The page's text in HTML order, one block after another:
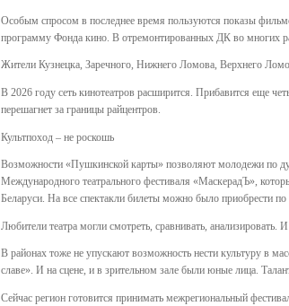
Особым спросом в последнее время пользуются показы
программу Фонда кино. В отремонтированных ДК во многих
Жители Кузнецка, Заречного, Нижнего Ломова, Верхнего
В 2026 году сеть кинотеатров расширится. Прибавится еще
перешагнет за границы райцентров.
Культпоход – не роскошь
Возможности «Пушкинской карты» позволяют молодежи по
Международного театрального фестиваля «МаскерадЪ»,
Беларуси. На все спектакли билеты можно было приобрести
Любители театра могли смотреть, сравнивать, анализировать.
В районах тоже не упускают возможность нести культуру в
славе». И на сцене, и в зрительном зале были юные лица.
Сейчас регион готовится принимать межрегиональный